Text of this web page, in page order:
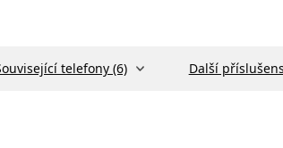
telefony (6) Další